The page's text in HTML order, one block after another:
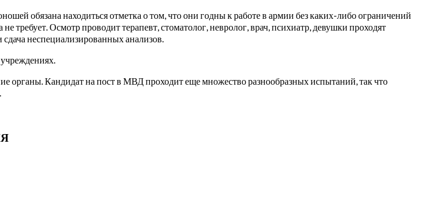
обязана находиться отметка о том, что они годны к работе в армии без каких-либо ограничений
требует. Осмотр проводит терапевт, стоматолог, невролог, врач, психиатр, девушки проходят
неспециализированных анализов.
органы. Кандидат на пост в МВД проходит еще множество разнообразных испытаний, так что